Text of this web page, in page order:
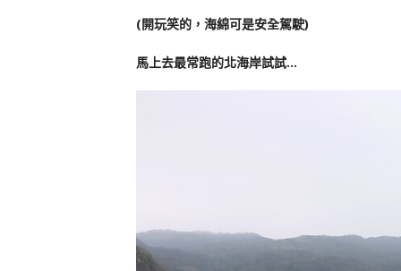
(開玩笑的，海綿可是安全駕駛)
馬上去最常跑的北海岸試試…